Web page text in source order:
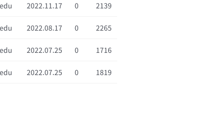
2022.11.17 0 2139
2022.08.17 0 2265
2022.07.25 0 1716
2022.07.25 0 1819